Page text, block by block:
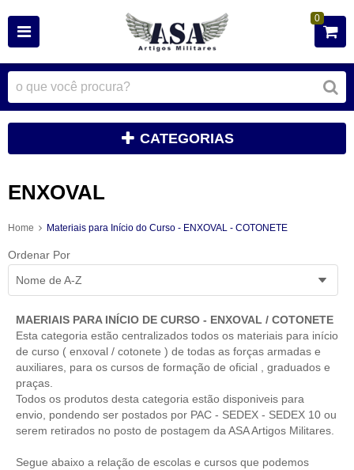
0
CATEGORIAS
ENXOVAL
Home Materiais para Início do Curso - ENXOVAL - COTONETE
Ordenar Por
Nome de A-Z
MAERIAIS PARA INÍCIO DE CURSO - ENXOVAL / COTONETE
Esta categoria estão centralizados todos os materiais para início
de curso ( enxoval / cotonete ) de todas as forças armadas e
auxiliares, para os cursos de formação de oficial , graduados e
praças.
Todos os produtos desta categoria estão disponiveis para
envio, pondendo ser postados por PAC - SEDEX - SEDEX 10 ou
serem retirados no posto de postagem da ASA Artigos Militares.
Segue abaixo a relação de escolas e cursos que podemos